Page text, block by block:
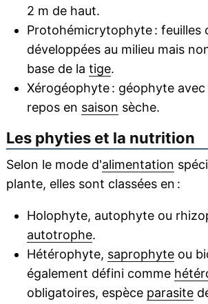
2 m de haut.
Protohémicrytophyte : feuilles
développées au milieu mais
base de la tige.
Xérogéophyte : géophyte
repos en saison sèche.
Les phyties et la nutrition
Selon le mode d'alimentation
plante, elles sont classées en :
Holophyte, autophyte ou
autotrophe.
Hétérophyte, saprophyteou
également défini comme
obligatoires, espèce parasite